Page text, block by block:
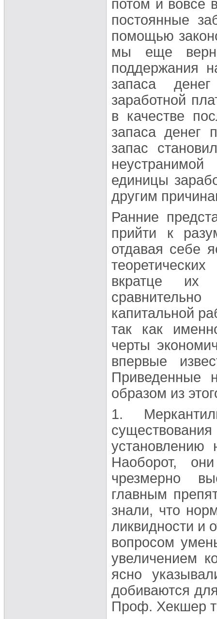
потом и вовсе
постоянные
помощью
мы еще
поддержания
запаса
заработной
в качестве
запаса денег
запас
единицы
другим
Ранние
прийти к
отдавая себе
вкратце их
капитальной
так как
черты
впервые
Приведенные
образом из
1.
Наоборот,
чрезмерно
главным
знали, что
ликвидности и
вопросом
увеличением
ясно
добиваются
Проф. Хекшер